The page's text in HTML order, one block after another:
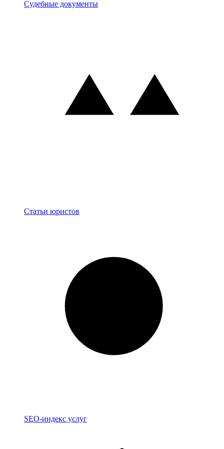
Документы
Судебные документы
Блог
Статьи юристов
Индекс
SEO-индекс услуг